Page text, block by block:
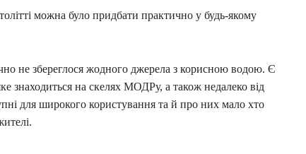
можна було придбати практично у будь-якому
не збереглося жодного джерела з корисною водою. Є
знаходиться на скелях МОДРу, а також недалеко від
для широкого користування та й про них мало хто